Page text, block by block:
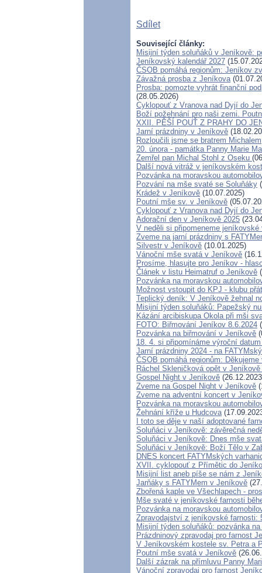
Sdílet
Související články:
Misijní týden soluňáků v Jeníkově:
Jeníkovský kalendář 2027
ČSOB pomáhá regionům: Jeníkov
Závažná prosba z Jeníkova
Prosba: pomozte vyhrát finanční
(28.05.2026)
Cyklopouť z Vranova nad Dyjí do
Boží požehnání pro naši zemi.
XXII. PĚŠÍ POUŤ Z PRAHY DO
Jarní prázdniny v Jeníkově
Rozloučili jsme se bratrem Michalem
20. února - památka Panny Marie
Zemřel pan Michal Stohl z Oseku
Další nová vitráž v jeníkovském
Pozvánka na moravskou
Pozvání na mše svaté se Soluňáky
Krádež v Jeníkově (10.07.2025)
Poutní mše sv. v Jeníkově
Cyklopouť z Vranova nad Dyjí do
Adorační den v Jeníkově 2025
V neděli si připomeneme jeníkovské
Zveme na jarní prázdniny s
Silvestr v Jeníkově (10.01.2025)
Vánoční mše svatá v Jeníkově
Prosíme, hlasujte pro Jeníkov -
Článek v listu Heimatruf o Jeníkově
Pozvánka na moravskou
Možnost vstoupit do KPJ - klubu
Teplický deník: V Jeníkově žehnal
Misijní týden soluňáků: Papežský
Kázání arcibiskupa Okola při mši
FOTO: Biřmování Jeníkov 8.6.2024
Pozvánka na biřmování v Jeníkově
18. 4. si připomínáme výroční
Jarní prázdniny 2024 - na
ČSOB pomáhá regionům: Děkujeme
Ráchel Skleničková opět v
Gospel Night v Jeníkově
Zveme na Gospel Night v Jeníkově
Zveme na adventní koncert v
Pozvánka na moravskou
Žehnání kříže u Hudcova
I toto se děje v naší adoptované
Soluňáci v Jeníkově: závěrečná
Soluňáci v Jeníkově: Dnes mše
Soluňáci v Jeníkově: Boží Tělo v
DNES koncert FATYMských
XVII. cyklopouť z Přímětic do
Misijní list aneb píše se nám z
Jarňáky s FATYMem v Jeníkově
Zbořená kaple ve Všechlapech -
Mše svaté v jeníkovské farnosti
Pozvánka na moravskou
Zpravodajství z jeníkovské farnosti:
Misijní týden soluňáků: pozvánka
Prázdninový zpravodaj pro farnost
V Jeníkovském kostele sv. Petra a
Poutní mše svatá v Jeníkově
Další zázrak na přímluvu Panny
Vánoční zpravodaj pro farnost